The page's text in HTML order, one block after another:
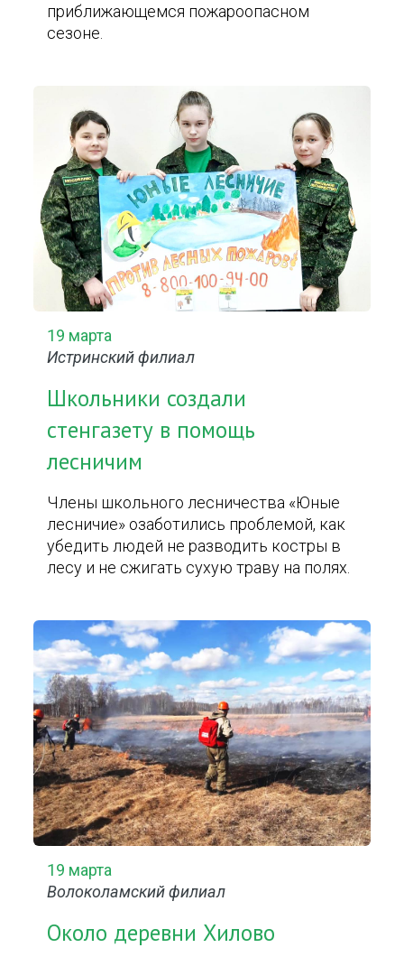
приближающемся пожароопасном
сезоне.
19 марта
Истринский филиал
Школьники создали
стенгазету в помощь
лесничим
Члены школьного лесничества «Юные
лесничие» озаботились проблемой, как
убедить людей не разводить костры в
лесу и не сжигать сухую траву на полях.
19 марта
Волоколамский филиал
Около деревни Хилово